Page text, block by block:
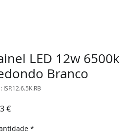
LED 12w 6500k
Branco
ISP.12.6.5K.RB
€Preço
*